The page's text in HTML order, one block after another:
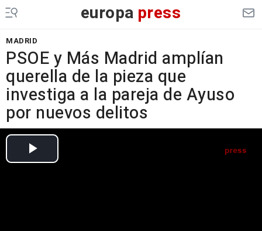
europa press
MADRID
PSOE y Más Madrid amplían
querella de la pieza que
investiga a la pareja de Ayuso
por nuevos delitos